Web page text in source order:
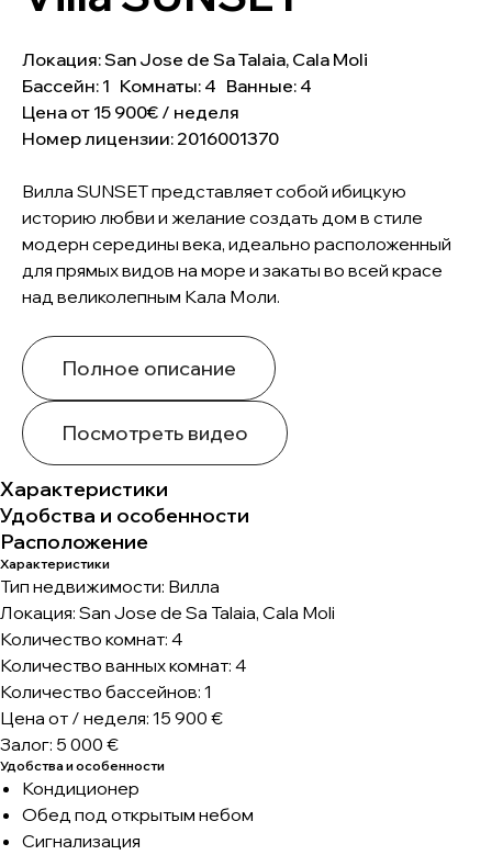
Локация: San Jose de Sa Talaia, Cala Moli
Бассейн: 1 Комнаты: 4 Ванные: 4
Цена от 15 900€ / неделя
Номер лицензии: 2016001370
Вилла SUNSET представляет собой ибицкую
историю любви и желание создать дом в стиле
модерн середины века, идеально расположенный
для прямых видов на море и закаты во всей красе
над великолепным Кала Моли.
Полное описание
Посмотреть видео
Характеристики
Удобства и особенности
Расположение
Характеристики
Тип недвижимости: Вилла
Локация: San Jose de Sa Talaia, Cala Moli
Количество комнат: 4
Количество ванных комнат: 4
Количество бассейнов: 1
Цена от / неделя: 15 900 €
Залог: 5 000 €
Удобства и особенности
Кондиционер
Обед под открытым небом
Сигнализация